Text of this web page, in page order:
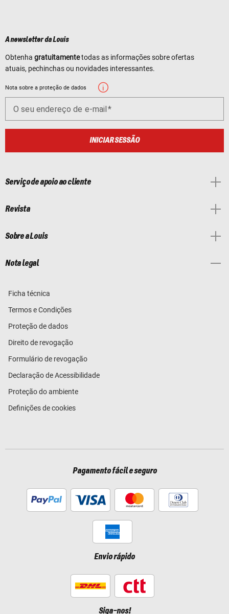
A newsletter da Louis
Obtenha gratuitamentetodas as informações sobre ofertas
atuais, pechinchas ou novidades interessantes.
Nota sobre a proteção de dados
O seu endereço de e-mail
INICIAR SESSÃO
Serviço de apoio ao cliente
Revista
Sobre a Louis
Nota legal
Ficha técnica
Termos e Condições
Proteção de dados
Direito de revogação
Formulário de revogação
Declaração de Acessibilidade
Proteção do ambiente
Definições de cookies
Pagamento fácil e seguro
Envio rápido
Siga-nos!